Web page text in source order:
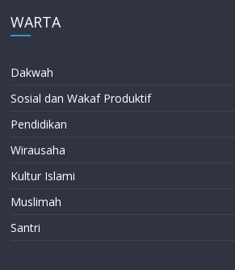
WARTA
Dakwah
Sosial dan Wakaf Produktif
Pendidikan
Wirausaha
Kultur Islami
Muslimah
Santri